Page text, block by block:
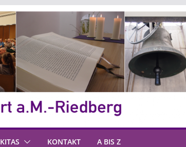
KITAS KONTAKT A BIS Z